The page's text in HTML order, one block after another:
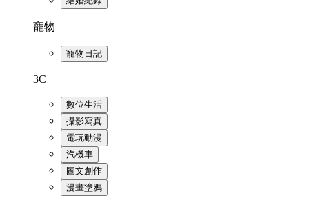
寵物
寵物日記
3C
數位生活
攝影寫真
電玩動漫
汽機車
圖文創作
漫畫塗鴉